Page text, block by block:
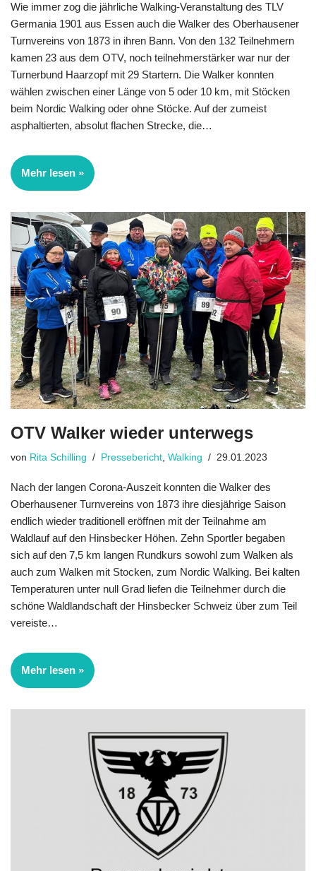
Wie immer zog die jährliche Walking-Veranstaltung des TLV
Germania 1901 aus Essen auch die Walker des Oberhausener
Turnvereins von 1873 in ihren Bann. Von den 132 Teilnehmern
kamen 23 aus dem OTV, noch teilnehmerstärker war nur der
Turnerbund Haarzopf mit 29 Startern. Die Walker konnten
wählen zwischen einer Länge von 5 oder 10 km, mit Stöcken
beim Nordic Walking oder ohne Stöcke. Auf der zumeist
asphaltierten, absolut flachen Strecke, die…
Mehr lesen »
OTV Walker wieder unterwegs
von Rita Schilling Pressebericht, Walking 29.01.2023
Nach der langen Corona-Auszeit konnten die Walker des
Oberhausener Turn­vereins von 1873 ihre diesjährige Saison
endlich wieder traditionell eröffnen mit der Teil­nahme am
Waldlauf auf den Hinsbecker Höhen. Zehn Sportler begaben
sich auf den 7,5 km langen Rundkurs sowohl zum Walken als
auch zum Walken mit Stocken, zum Nordic Walking. Bei kalten
Temperaturen unter null Grad liefen die Teilnehmer durch die
schöne Waldlandschaft der Hinsbecker Schweiz über zum Teil
vereiste…
Mehr lesen »